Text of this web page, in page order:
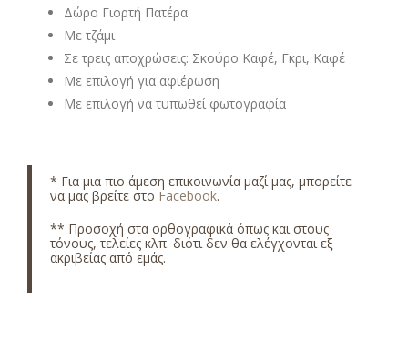
Δώρο Γιορτή Πατέρα
Με τζάμι
Σε τρεις αποχρώσεις: Σκούρο Καφέ, Γκρι, Καφέ
Με επιλογή για αφιέρωση
Με επιλογή να τυπωθεί φωτογραφία
* Για μια πιο άμεση επικοινωνία μαζί μας, μπορείτε
να μας βρείτε στο Facebook.
** Προσοχή στα ορθογραφικά όπως και στους
τόνους, τελείες κλπ. διότι δεν θα ελέγχονται εξ
ακριβείας από εμάς.